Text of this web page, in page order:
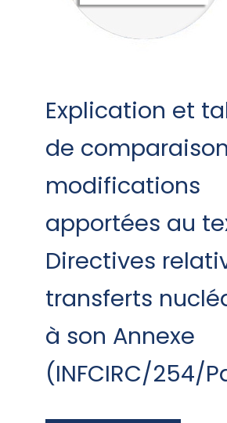
Explication et
de
modifications
apportées au
Directives
transferts
à son Annexe
(INFCIRC/254/